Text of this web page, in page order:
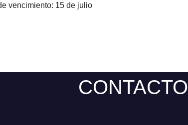
vencimiento: 15 de julio
CONTACTO